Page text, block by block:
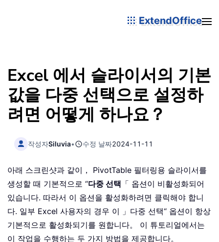
ExtendOffice
Excel 에서 슬라이서의 기본
값을 다중 선택으로 설정하
려면 어떻게 하나요？
작성자Siluvia• 수정 날짜2024-11-11
아래 스크린샷과 같이， PivotTable 필터링용 슬라이서를
생성할 때 기본적으로 “다중 선택 「 옵션이 비활성화되어
있습니다. 따라서 이 옵션을 활성화하려면 클릭해야 합니
다. 일부 Excel 사용자의 경우 이 」다중 선택“ 옵션이 항상
기본적으로 활성화되기를 원합니다。 이 튜토리얼에서는
이 작업을 수행하는 두 가지 방법을 제공합니다。